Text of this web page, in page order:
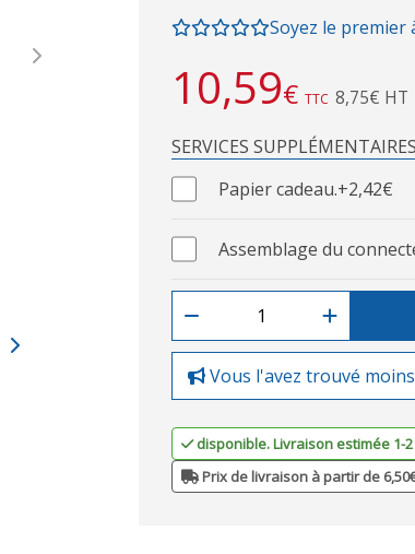
Next
Soyez le premier
10,59€ TTC 8,75€ HT
SERVICES SUPPLÉMENTAIRES
Papier cadeau.+2,42€
Assemblage du
Vous l'avez trouvé
disponible. Livraison estimée 1-
Prix de livraison à partir de